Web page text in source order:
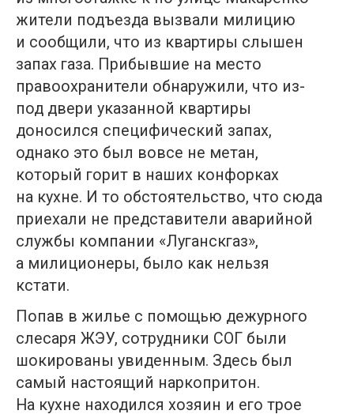
жители подъезда вызвали милицию
и сообщили, что из квартиры слышен
запах газа. Прибывшие на место
правоохранители обнаружили, что из-
под двери указанной квартиры
доносился специфический запах,
однако это был вовсе не метан,
который горит в наших конфорках
на кухне. И то обстоятельство, что сюда
приехали не представители аварийной
службы компании «Луганскгаз»,
а милиционеры, было как нельзя
кстати.
Попав в жилье с помощью дежурного
слесаря ЖЭУ, сотрудники СОГ были
шокированы увиденным. Здесь был
самый настоящий наркопритон.
На кухне находился хозяин и его трое